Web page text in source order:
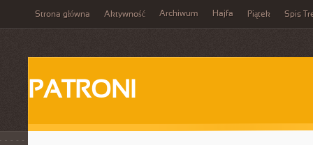
Strona główna Aktywność Archiwum Hajfa Piątek Spis
PATRONI